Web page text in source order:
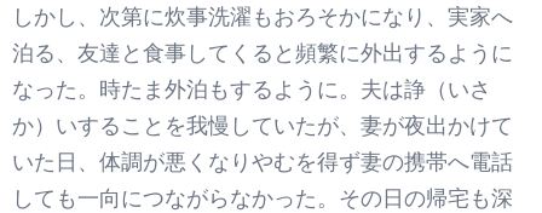
しかし、次第に炊事洗濯もおろそかになり、実家へ
泊る、友達と食事してくると頻繁に外出するように
なった。時たま外泊もするように。夫は諍（いさ
か）いすることを我慢していたが、妻が夜出かけて
いた日、体調が悪くなりやむを得ず妻の携帯へ電話
しても一向につながらなかった。その日の帰宅も深